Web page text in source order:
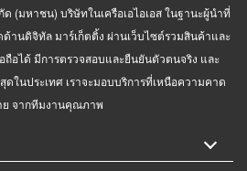
(มหาชน) บริษัทในเครือเอไอเอส ในฐานะผู้นำที่
นดิจิทัล มาร์เก็ตติ้ง ผ่านเว็บไซต์รวมสินค้าและ
ถือได้ มีการตรวจสอบและยืนยันตัวตนจริง และ
ในประเทศ เราจะมอบบริการที่เหนือความคาด
จากทีมงานคุณภาพ